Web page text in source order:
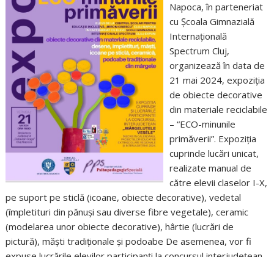
Napoca, în parteneriat
cu Școala Gimnazială
Internațională
Spectrum Cluj,
organizează în data de
21 mai 2024, expoziţia
de obiecte decorative
din materiale reciclabile
– “ECO-minunile
primăverii”. Expoziția
cuprinde lucări unicat,
realizate manual de
către elevii claselor I-X,
pe suport pe sticlă (icoane, obiecte decorative), vedetal
(împletituri din pănuși sau diverse fibre vegetale), ceramic
(modelarea unor obiecte decorative), hârtie (lucrări de
pictură), măști tradiționale și podoabe De asemenea, vor fi